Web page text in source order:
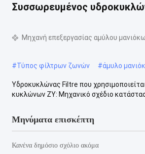
Συσσωρευμένος
Μηχανή επεξεργασίας αμύλου
#Τύπος φίλτρων ζωνών #άμυλο
Υδροκυκλώνας Filtre που
κυκλώνων ZY: Μηχανικό σχέδιο
Μηνύματα επισκέπτη
Κανένα δημόσιο σχόλιο ακόμα